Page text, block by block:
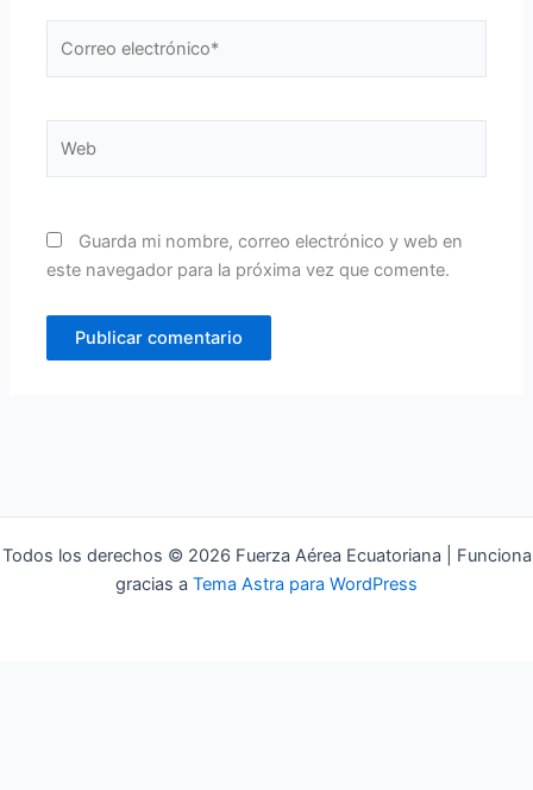
Guarda mi nombre, correo electrónico y web en
este navegador para la próxima vez que comente.
Todos los derechos © 2026 Fuerza Aérea Ecuatoriana | Funciona
gracias a Tema Astra para WordPress